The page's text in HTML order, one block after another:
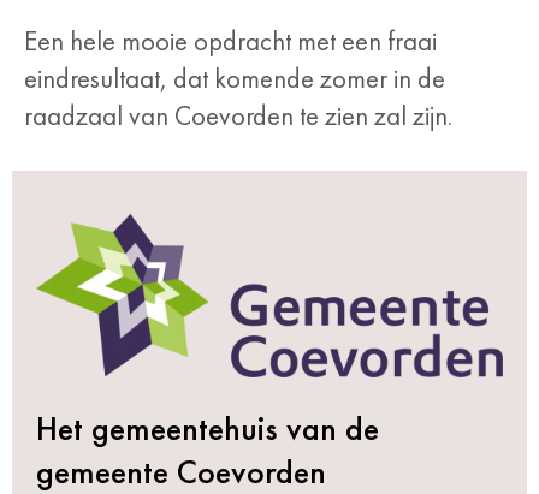
Het gemeentehuis van de
gemeente Coevorden
Een hele mooie opdracht met een fraai
eindresultaat, dat komende zomer in de
raadzaal van Coevorden te zien zal zijn.